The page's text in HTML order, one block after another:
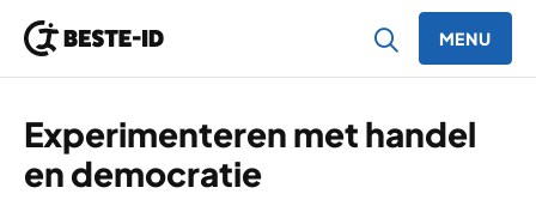
MENU
Experimenteren met handel
en democratie